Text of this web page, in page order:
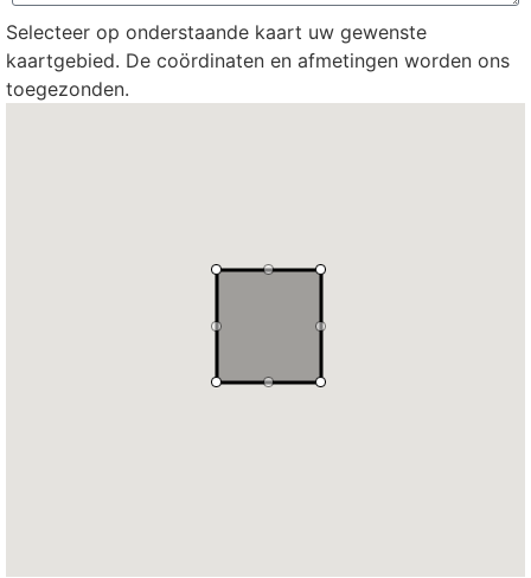
Selecteer op onderstaande kaart uw gewenste
kaartgebied. De coördinaten en afmetingen worden ons
toegezonden.